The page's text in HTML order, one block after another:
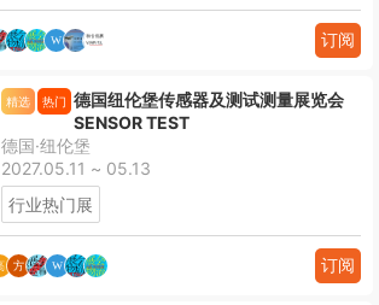
订阅
精选 热门 德国纽伦堡传感器及测试测量展览会
SENSOR TEST
德国·纽伦堡
2027.05.11 ~ 05.13
行业热门展
订阅